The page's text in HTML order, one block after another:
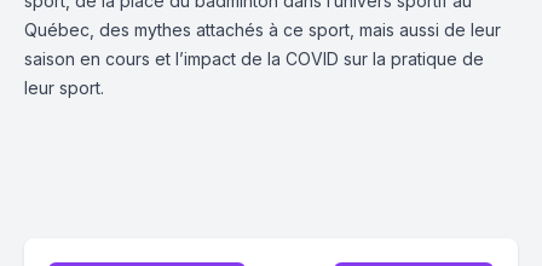
Québec, des mythes attachés à ce sport, mais aussi de leur
saison en cours et l’impact de la COVID sur la pratique de
leur sport.